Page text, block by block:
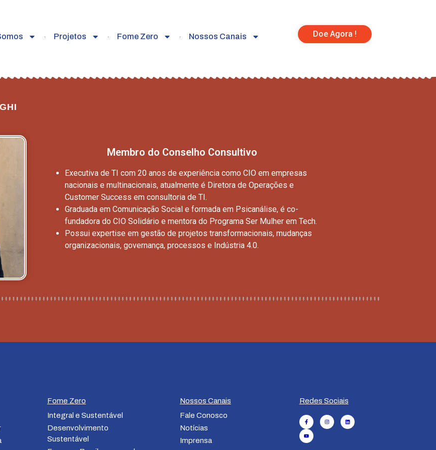
Projetos Fome Zero Nossos Canais Doe Agora !
Membro do Conselho Consultivo
Executiva de TI com 20 anos de experiência como CIO em empresas
nacionais e multinacionais, atualmente é Diretora de Operações e
Customer Success em consultoria de TI.
Graduada em Comunicação Social e formada em Psicanálise, é co-
fundadora do CIO Solidário e mentora do Programa Ser Mulher em Tech.
Possui expertise em gestão de projetos transformacionais, mudanças
organizacionais, governança, processos e Indústria 4.0.
Fome Zero
Integral e Sustentável
Desenvolvimento
Sustentável
Nossos Canais
Fale Conosco
Notícias
Imprensa
Redes Sociais